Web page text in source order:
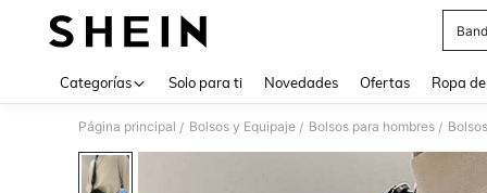
Categorías Solo para ti Novedades Ofertas Ropa
Página principal / Bolsos y Equipaje / Bolsos para hombres /